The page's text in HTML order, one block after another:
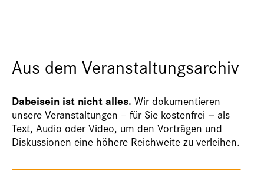
Aus dem Veranstaltungsarchiv
Dabeisein ist nicht alles. Wir dokumentieren
unsere Veranstaltungen – für Sie kostenfrei − als
Text, Audio oder Video, um den Vorträgen und
Diskussionen eine höhere Reichweite zu verleihen.